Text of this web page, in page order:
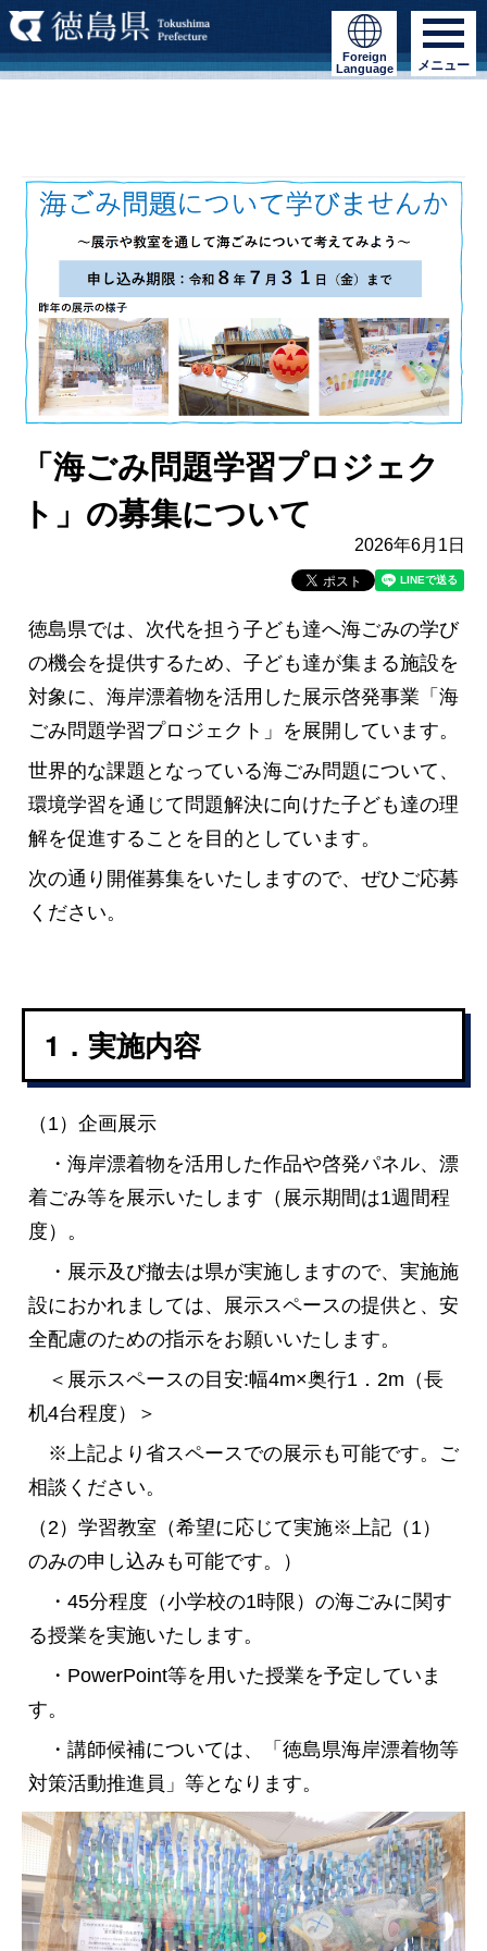
Foreign
Language
メニュー
「海ごみ問題学習プロジェク
ト」の募集について
2026年6月1日
徳島県では、次代を担う子ども達へ海ごみの学び
の機会を提供するため、子ども達が集まる施設を
対象に、海岸漂着物を活用した展示啓発事業「海
ごみ問題学習プロジェクト」を展開しています。
世界的な課題となっている海ごみ問題について、
環境学習を通じて問題解決に向けた子ども達の理
解を促進することを目的としています。
次の通り開催募集をいたしますので、ぜひご応募
ください。
1．実施内容
（1）企画展示
・海岸漂着物を活用した作品や啓発パネル、漂
着ごみ等を展示いたします（展示期間は1週間程
度）。
・展示及び撤去は県が実施しますので、実施施
設におかれましては、展示スペースの提供と、安
全配慮のための指示をお願いいたします。
＜展示スペースの目安:幅4m×奥行1．2m（長
机4台程度）＞
※上記より省スペースでの展示も可能です。ご
相談ください。
（2）学習教室（希望に応じて実施※上記（1）
のみの申し込みも可能です。）
・45分程度（小学校の1時限）の海ごみに関す
る授業を実施いたします。
・PowerPoint等を用いた授業を予定していま
す。
・講師候補については、「徳島県海岸漂着物等
対策活動推進員」等となります。